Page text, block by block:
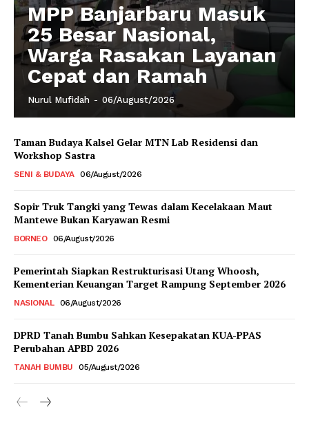
MPP Banjarbaru Masuk
25 Besar Nasional,
Warga Rasakan Layanan
Cepat dan Ramah
Nurul Mufidah - 06/August/2026
Taman Budaya Kalsel Gelar MTN Lab Residensi dan
Workshop Sastra
SENI & BUDAYA 06/August/2026
Sopir Truk Tangki yang Tewas dalam Kecelakaan Maut
Mantewe Bukan Karyawan Resmi
BORNEO 06/August/2026
Pemerintah Siapkan Restrukturisasi Utang Whoosh,
Kementerian Keuangan Target Rampung September 2026
NASIONAL 06/August/2026
DPRD Tanah Bumbu Sahkan Kesepakatan KUA-PPAS
Perubahan APBD 2026
TANAH BUMBU 05/August/2026